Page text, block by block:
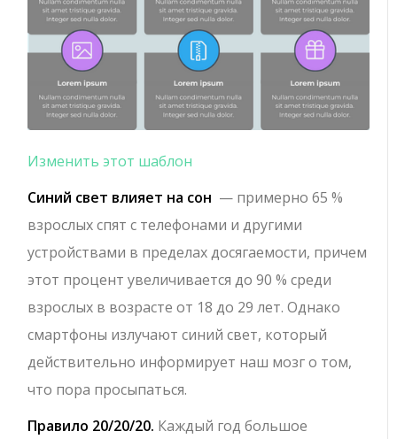
Изменить этот шаблон
Синий свет влияет на сон — примерно 65 %
взрослых спят с телефонами и другими
устройствами в пределах досягаемости, причем
этот процент увеличивается до 90 % среди
взрослых в возрасте от 18 до 29 лет. Однако
смартфоны излучают синий свет, который
действительно информирует наш мозг о том,
что пора просыпаться.
Правило 20/20/20. Каждый год большое